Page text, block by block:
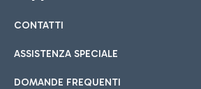
Car sharing
Con il Car Sharing è ancora più facile
CONTATTI
ASSISTENZA SPECIALE
DOMANDE FREQUENTI